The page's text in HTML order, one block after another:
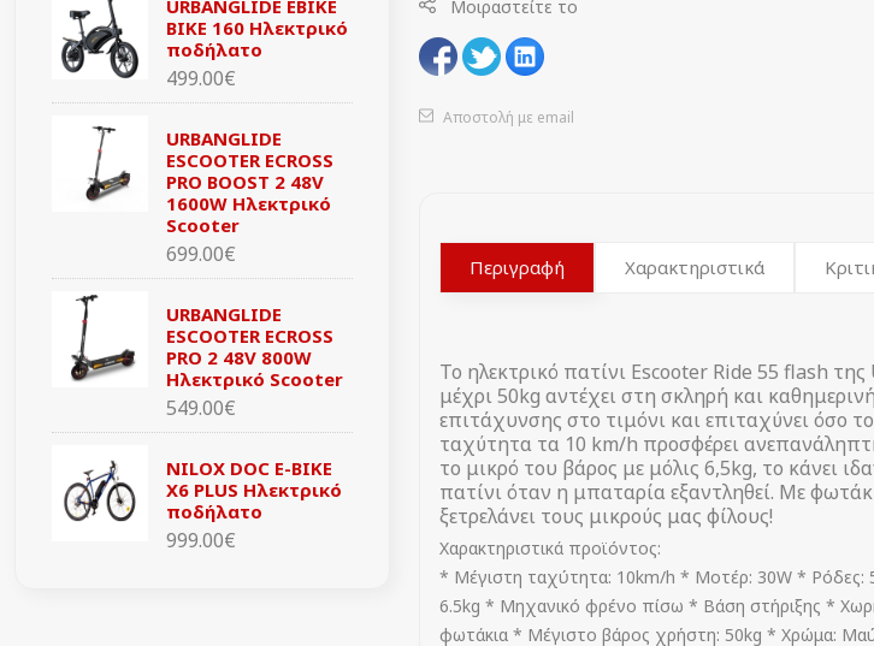
URBANGLIDE EBIKE
BIKE 160 Ηλεκτρικό
ποδήλατο
499.00€
URBANGLIDE
ESCOOTER ECROSS
PRO BOOST 2 48V
1600W Ηλεκτρικό
Scooter
699.00€
URBANGLIDE
ESCOOTER ECROSS
PRO 2 48V 800W
Ηλεκτρικό Scooter
549.00€
NILOX DOC E-BIKE
X6 PLUS Ηλεκτρικό
ποδήλατο
999.00€
Μοιραστείτε το
Αποστολή με email
Περιγραφή Χαρακτηριστικά
Το ηλεκτρικό πατίνι Escooter Ride 55 flash
μέχρι 50kg αντέχει στη σκληρή και
επιτάχυνσης στο τιμόνι και επιταχύνει όσο
ταχύτητα τα 10 km/h προσφέρει
το μικρό του βάρος με μόλις 6,5kg, το κάνει
πατίνι όταν η μπαταρία εξαντληθεί. Με
ξετρελάνει τους μικρούς μας φίλους!
Χαρακτηριστικά προϊόντος:
* Μέγιστη ταχύτητα: 10km/h * Μοτέρ: 30W * Ρόδες:
6.5kg * Mηχανικό φρένο πίσω * Βάση στήριξης *
φωτάκια * Μέγιστο βάρος χρήστη: 50kg * Χρώμα: